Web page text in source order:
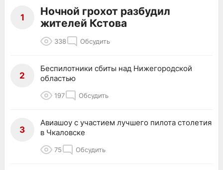
1
Ночной грохот разбудил
жителей Кстова
338 Обсудить
2
Беспилотники сбиты над Нижегородской
областью
197 Обсудить
3
Авиашоу с участием лучшего пилота столетия
в Чкаловске
75 Обсудить